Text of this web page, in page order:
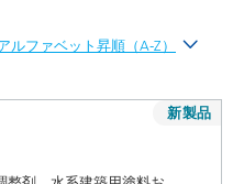
ルファベット昇順（A-Z）
アルファベット昇順（A-Z）
新製品